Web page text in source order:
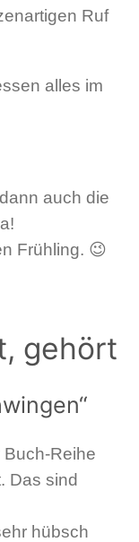
Ruf
alles im
auch die
Frühling. 😉
gehört
Reihe
Das sind
hübsch